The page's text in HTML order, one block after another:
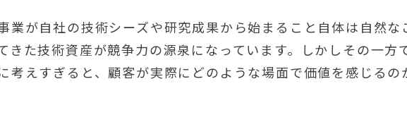
業が自社の技術シーズや研究成果から始まること自体は自然な
きた技術資産が競争力の源泉になっています。しかしその一方
考えすぎると、顧客が実際にどのような場面で価値を感じるの